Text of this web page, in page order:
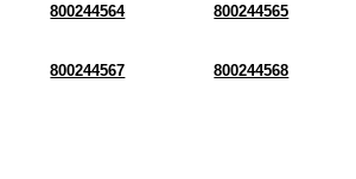
800244564 800244565
800244567 800244568